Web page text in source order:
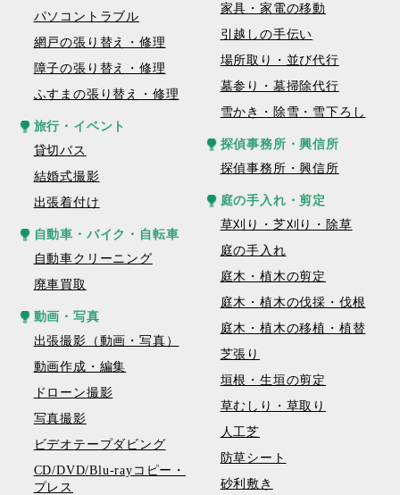
パソコントラブル
網戸の張り替え・修理
障子の張り替え・修理
ふすまの張り替え・修理
旅行・イベント
貸切バス
結婚式撮影
出張着付け
自動車・バイク・自転車
自動車クリーニング
廃車買取
動画・写真
出張撮影（動画・写真）
動画作成・編集
ドローン撮影
写真撮影
ビデオテープダビング
CD/DVD/Blu-rayコピー・
プレス
家具・家電の移動
引越しの手伝い
場所取り・並び代行
墓参り・墓掃除代行
雪かき・除雪・雪下ろし
探偵事務所・興信所
探偵事務所・興信所
庭の手入れ・剪定
草刈り・芝刈り・除草
庭の手入れ
庭木・植木の剪定
庭木・植木の伐採・伐根
庭木・植木の移植・植替
芝張り
垣根・生垣の剪定
草むしり・草取り
人工芝
防草シート
砂利敷き